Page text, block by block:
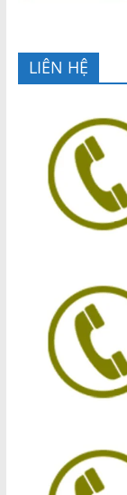
LIÊN HỆ